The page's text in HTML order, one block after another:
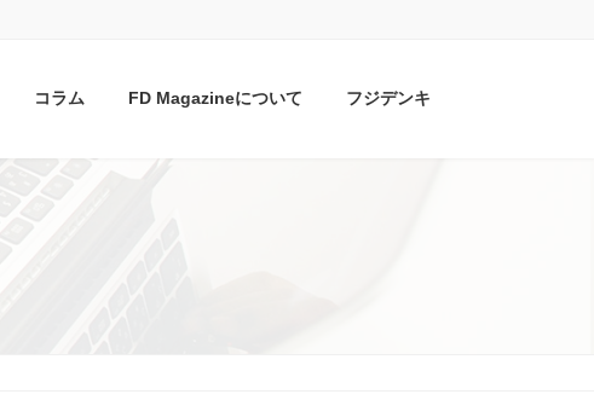
コラム FD Magazineについて フジデンキ